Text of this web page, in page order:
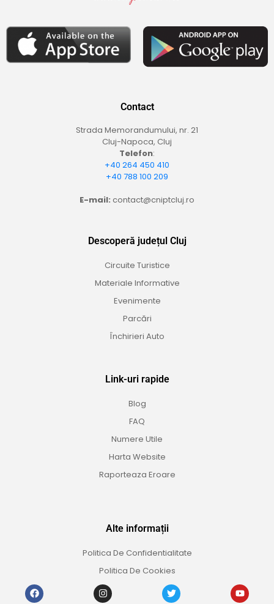
Contact
Strada Memorandumului, nr. 21
Cluj-Napoca, Cluj
Telefon:
+40 264 450 410
+40 788 100 209
E-mail: contact@cniptcluj.ro
Descoperă județul Cluj
Circuite Turistice
Materiale Informative
Evenimente
Parcări
Închirieri Auto
Link-uri rapide
Blog
FAQ
Numere Utile
Harta Website
Raporteaza Eroare
Alte informații
Politica De Confidentialitate
Politica De Cookies